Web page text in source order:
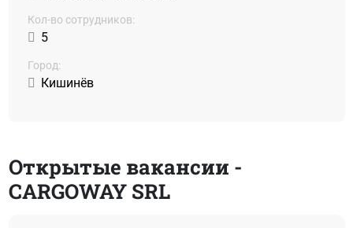
Кол-во сотрудников:
5
Город:
Кишинёв
Открытые вакансии -
CARGOWAY SRL